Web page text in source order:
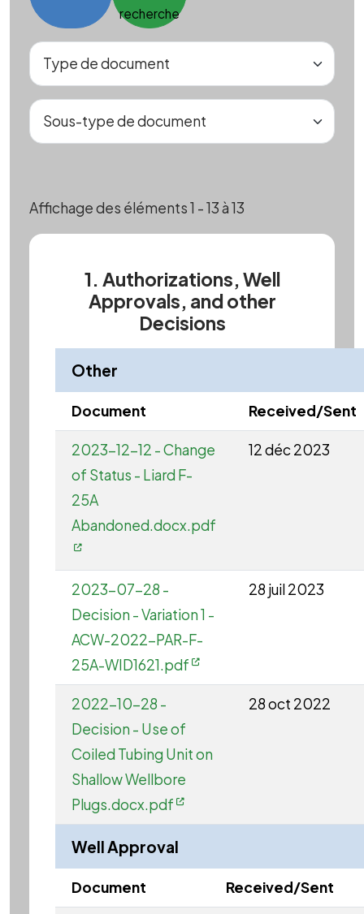
recherche
Affichage des éléments 1 - 13 à 13
1. Authorizations, Well
Approvals, and other
Decisions
Other
Document Received/Sent
2023-12-12 - Change
of Status - Liard F-
25A
Abandoned.docx.pdf
12 déc 2023
2023-07-28 -
Decision - Variation 1 -
ACW-2022-PAR-F-
25A-WID1621.pdf
28 juil 2023
2022-10-28 -
Decision - Use of
Coiled Tubing Unit on
Shallow Wellbore
Plugs.docx.pdf
28 oct 2022
Well Approval
Document Received/Sent